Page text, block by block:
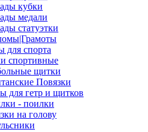
кубки
медали
статуэтки
для спорта
спортивные
щитки
Повязки
для гетр и щитков
- поилки
на голову